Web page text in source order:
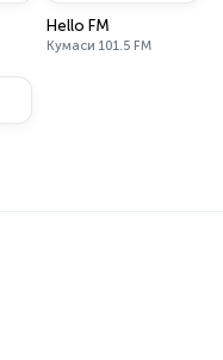
Hello FM
Кумаси 101.5 FM